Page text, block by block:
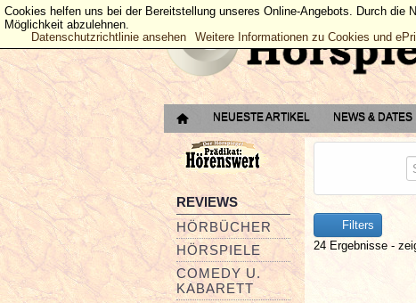
NEUESTE ARTIKEL NEWS & DATES
REVIEWS
HÖRBÜCHER
HÖRSPIELE
COMEDY U.
KABARETT
Filters
24 Ergebnisse -
Cookies helfen uns bei der Bereitstellung unseres Online-Angebots. Durch
Möglichkeit abzulehnen.
Datenschutzrichtlinie ansehen
Weitere Informationen zu Cookies und